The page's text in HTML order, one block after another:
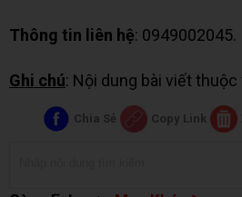
Thông tin liên hệ: 0949002045.
Ghi chú: Nội dung bài viết thuộc
Chia Sẻ Copy Link